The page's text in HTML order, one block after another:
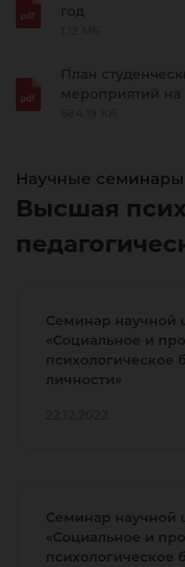
год
План
мероприятий на
Научные семинары
Высшая
Семинар научной
«Социальное и
психологическое
личности»
Семинар научной
«Социальное и
психологическое